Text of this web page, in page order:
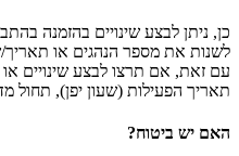
כן, ניתן לבצע שינויים בהזמנה
לשנות את מספר הנהגים או
תאריך הפעילות (שעון יפן), תחול
האם יש ביטוח?